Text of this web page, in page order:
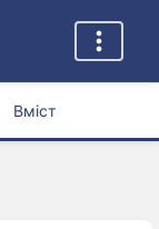
Вміст